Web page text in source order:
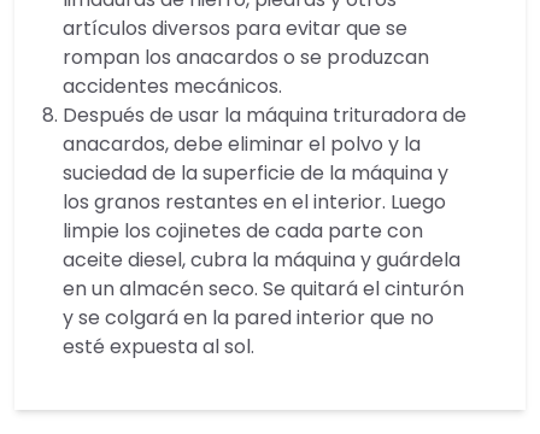
artículos diversos para evitar que se
rompan los anacardos o se produzcan
accidentes mecánicos.
Después de usar la máquina trituradora de
anacardos, debe eliminar el polvo y la
suciedad de la superficie de la máquina y
los granos restantes en el interior. Luego
limpie los cojinetes de cada parte con
aceite diesel, cubra la máquina y guárdela
en un almacén seco. Se quitará el cinturón
y se colgará en la pared interior que no
esté expuesta al sol.